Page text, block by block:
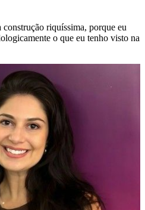
construção riquíssima, porque eu
o que eu tenho visto na